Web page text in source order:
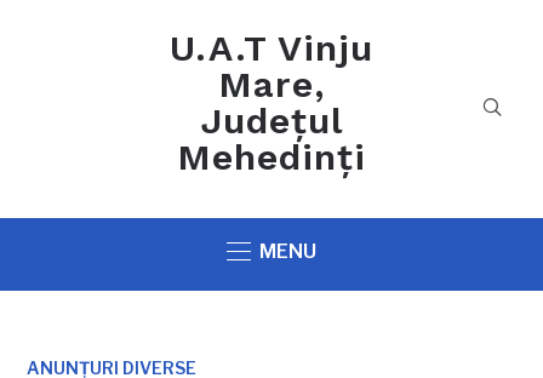
U.A.T Vinju
Mare,
Județul
Mehedinți
MENU
ANUNȚURI DIVERSE